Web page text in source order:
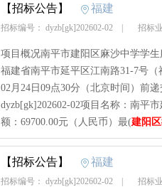
【招标公告】 福建
招标编号： dyzb[gk]202602-02 招标
项目概况南平市建阳区麻沙中学学
福建省南平市延平区江南路31-7号
02月24日09点30分（北京时间）前
dyzb[gk]202602-02项目名称：南平
额：69700.00元（人民币）最(建阳
【招标公告】 福建
招标编号： dyzb[gk]202602-02 招标